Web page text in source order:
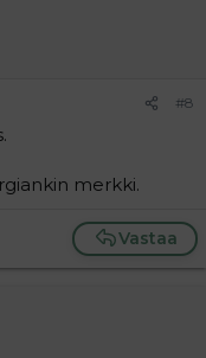
#8
merkki.
Vastaa